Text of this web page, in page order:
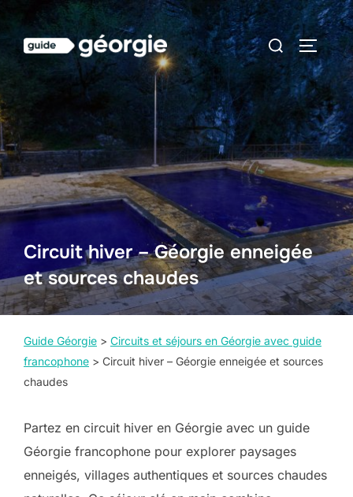
au
contenu
Rechercher :
Circuit hiver – Géorgie enneigée
et sources chaudes
Guide Géorgie > Circuits et séjours en Géorgie avec guide
francophone > Circuit hiver – Géorgie enneigée et sources
chaudes
Partez en circuit hiver en Géorgie avec un guide
Géorgie francophone pour explorer paysages
enneigés, villages authentiques et sources chaudes